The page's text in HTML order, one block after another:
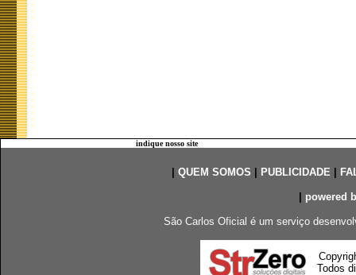
indique nosso site
QUEM SOMOS PUBLICIDADE|
powered
São Carlos Oficial é um serviço
Todos